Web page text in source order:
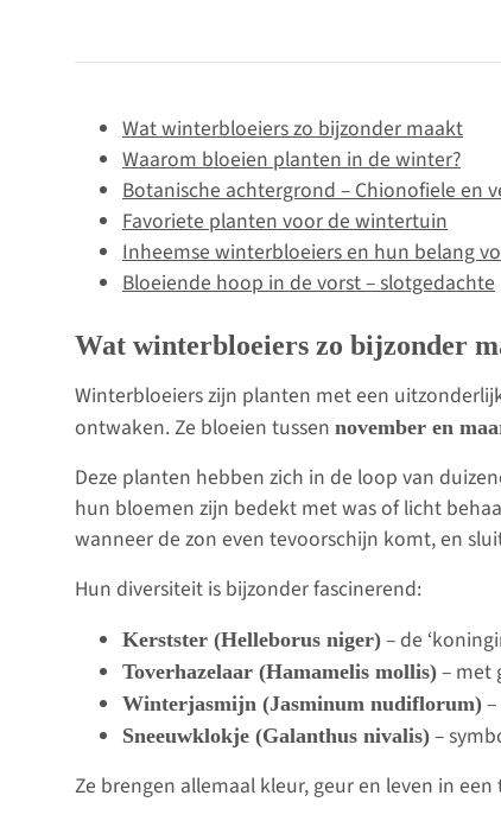
Wat winterbloeiers zo bijzonder maakt
Waarom bloeien planten in de winter?
Botanische achtergrond – Chionofiele en
Favoriete planten voor de wintertuin
Inheemse winterbloeiers en hun belang
Bloeiende hoop in de vorst – slotgedachte
Wat winterbloeiers zo bijzonder
Winterbloeiers zijn planten met een
ontwaken. Ze bloeien tussen november en
Deze planten hebben zich in de loop van
hun bloemen zijn bedekt met was of licht
wanneer de zon even tevoorschijn komt, en
Hun diversiteit is bijzonder fascinerend:
Kerstster (Helleborus niger) – de
Toverhazelaar (Hamamelis mollis) – met
Winterjasmijn (Jasminum nudiflorum)
Sneeuwklokje (Galanthus nivalis) –
Ze brengen allemaal kleur, geur en leven in